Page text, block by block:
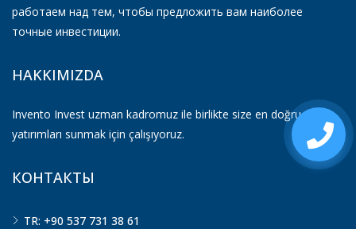
работаем над тем, чтобы предложить вам наиболее
точные инвестиции.
HAKKIMIZDA
Invento Invest uzman kadromuz ile birlikte size en doğru
yatırımları sunmak için çalışıyoruz.
КОНТАКТЫ
TR: +90 537 731 38 61